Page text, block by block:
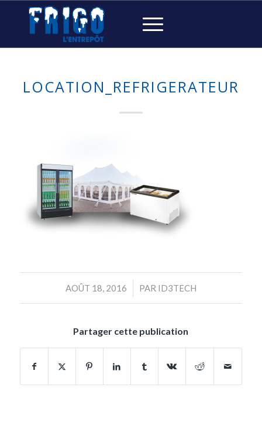
LOCATION_REFRIGERATEUR
AOÛT 18, 2016
/ PAR ID3TECH
Partager cette publication